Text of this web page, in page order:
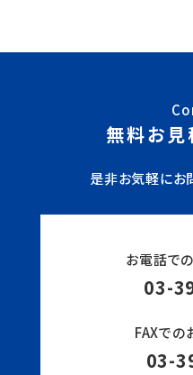
無料お見
是非お気軽にお
お電話で
03-
FAXでの
03-